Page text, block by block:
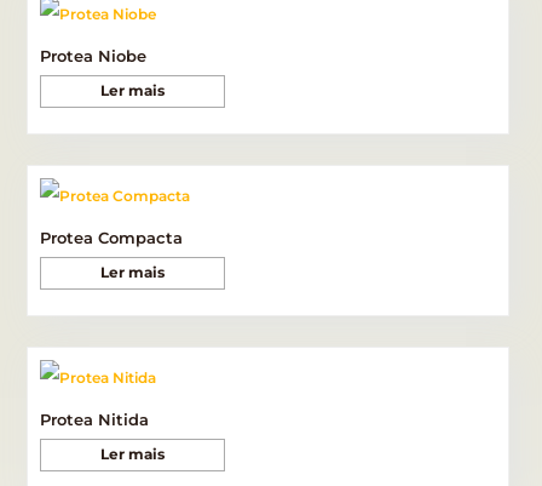
Protea Niobe
Ler mais
Protea Compacta
Ler mais
Protea Nitida
Ler mais